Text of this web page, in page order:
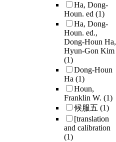
Ha, Dong-
Houn. ed (1)
Ha, Dong-
Houn. ed.,
Dong-Houn Ha,
Hyun-Gon Kim
(1)
Dong-Houn
Ha (1)
Houn,
Franklin W. (1)
候服五 (1)
[translation
and calibration
(1)